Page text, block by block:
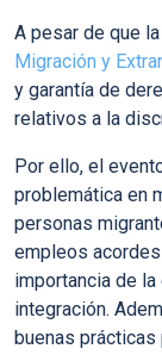
A pesar de que
Migración y
y garantía de
relativos a la
Por ello, el
problemática en
personas
empleos
importancia de
integración.
buenas prácticas